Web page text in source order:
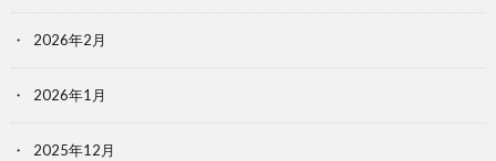
2026年2月
2026年1月
2025年12月